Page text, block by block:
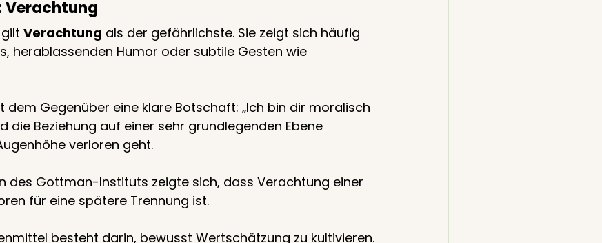
Verachtung
Verachtung als der gefährlichste. Sie zeigt sich häufig
herablassenden Humor oder subtile Gesten wie
Gegenüber eine klare Botschaft: „Ich bin dir moralisch
die Beziehung auf einer sehr grundlegenden Ebene
verloren geht.
des Gottman-Instituts zeigte sich, dass Verachtung einer
für eine spätere Trennung ist.
besteht darin, bewusst Wertschätzung zu kultivieren.